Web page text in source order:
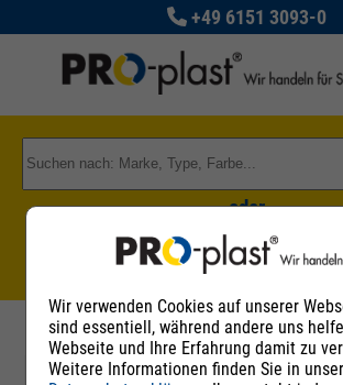
+49 6151 3093-0
oder
Zu den Rohstoffgruppen
Wir verwenden Cookies auf unserer
sind essentiell, während andere uns
Webseite und Ihre Erfahrung damit zu
Weitere Informationen finden Sie in